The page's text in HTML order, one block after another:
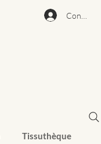
Connexion
Tissuthèque